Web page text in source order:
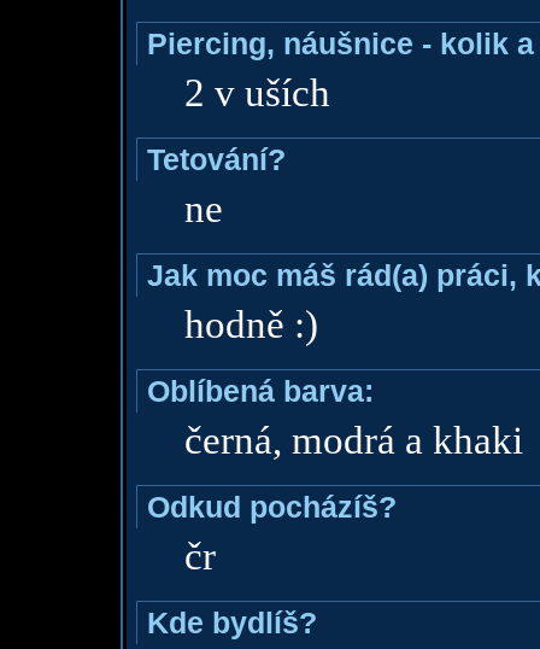
Piercing, náušnice - kolik
2 v uších
Tetování?
ne
Jak moc máš rád(a) práci,
hodně :)
Oblíbená barva:
černá, modrá a khaki
Odkud pocházíš?
čr
Kde bydlíš?